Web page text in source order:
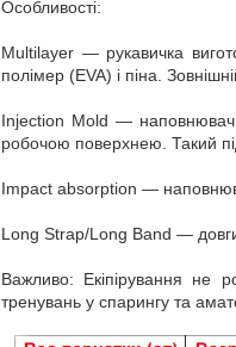
Особливості:
Multilayer — рукавичка
полімер (EVA) і піна.
Injection Mold — наповнювач
робочою поверхнею. Такий
Impact absorption —
Long Strap/Long Band —
Важливо: Екіпірування не
тренувань у спарингу та